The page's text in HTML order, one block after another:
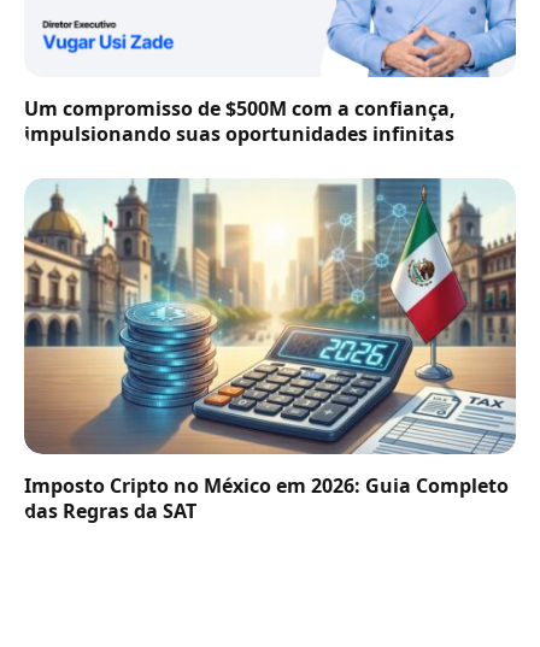
Um compromisso de $500M com a confiança,
impulsionando suas oportunidades infinitas
Imposto Cripto no México em 2026: Guia Completo
das Regras da SAT